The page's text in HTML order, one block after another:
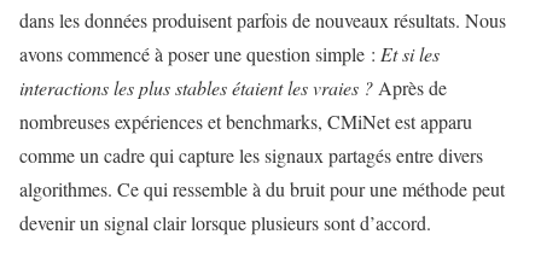
dans les données produisent parfois de nouveaux résultats. Nous
avons commencé à poser une question simple : Et si les
interactions les plus stables étaient les vraies ? Après de
nombreuses expériences et benchmarks, CMiNet est apparu
comme un cadre qui capture les signaux partagés entre divers
algorithmes. Ce qui ressemble à du bruit pour une méthode peut
devenir un signal clair lorsque plusieurs sont d’accord.